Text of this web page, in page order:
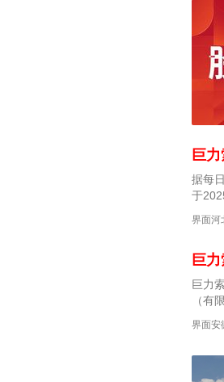
巨
据每
于
界面河
巨
巨力
（有
界面安